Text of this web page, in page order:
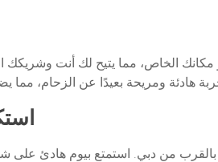
مكانك الخاص، مما يتيح لك أنت
4.
من دبي. استمتع بيوم هادئ على